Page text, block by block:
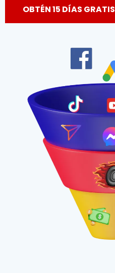
OBTÉN 15 DÍAS GRATIS